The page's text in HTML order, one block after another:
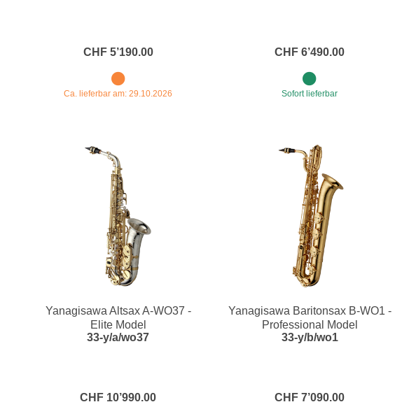
CHF 5’190.00
Ca. lieferbar am: 29.10.2026
CHF 6’490.00
Sofort lieferbar
Yanagisawa Altsax A-WO37 -
Elite Model
33-y/a/wo37
CHF 10’990.00
Yanagisawa Baritonsax B-WO1 -
Professional Model
33-y/b/wo1
CHF 7’090.00